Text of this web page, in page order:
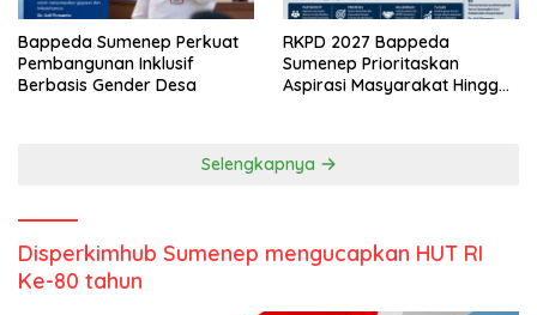
Bappeda Sumenep Perkuat
Pembangunan Inklusif
Berbasis Gender Desa
RKPD 2027 Bappeda
Sumenep Prioritaskan
Aspirasi Masyarakat Hingga
Selengkapnya
Disperkimhub Sumenep mengucapkan HUT RI
Ke-80 tahun